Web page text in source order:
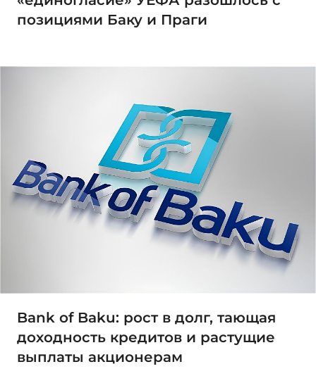
позициями Баку и Праги
Bank of Baku: рост в долг, тающая
доходность кредитов и растущие
выплаты акционерам